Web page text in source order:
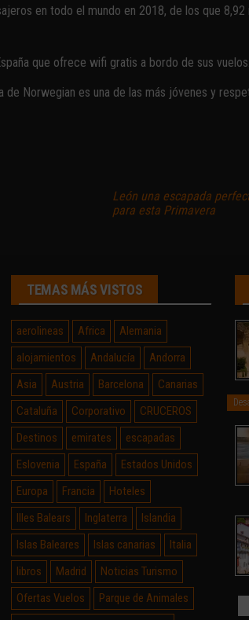
en todo el mundo en 2018, de los que 8,92
que ofrece wifi gratis a bordo de sus vuelos.
de Norwegian es una de las más jóvenes y
León una escapada
para esta Primavera
TEMAS MÁS VISTOS
aerolineas Africa
Alemania
alojamientos
Andalucía
Andorra
Asia
Austria Barcelona
Canarias
Cataluña
Corporativo
CRUCEROS
Destinos
emirates
escapadas
Eslovenia
España
Estados Unidos
Europa
Francia
Hoteles
Illes Balears
Inglaterra
Islandia
Islas Baleares
Islas canarias
Italia
libros
Madrid
Noticias Turismo
Ofertas Vuelos
Parque de Animales